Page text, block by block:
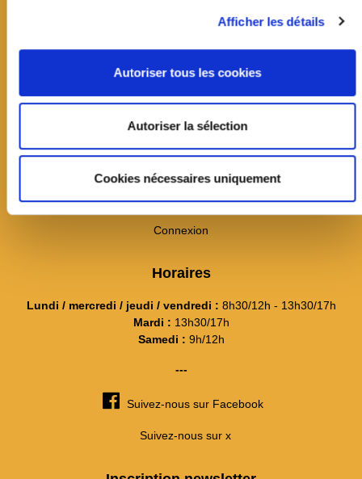
Afficher les détails
Autoriser tous les cookies
Autoriser la sélection
Cookies nécessaires uniquement
Mairie de Jouy-en-Josas
19 avenue Jean Jaurès
CS60033
01 39 20 11 11
Contact
---
Itinéraire et plan d'accès
La mairie recrute
Connexion
Horaires
Lundi / mercredi / jeudi / vendredi : 8h30/12h - 13h30/17h
Mardi : 13h30/17h
Samedi : 9h/12h
---
Suivez-nous sur Facebook
Suivez-nous sur x